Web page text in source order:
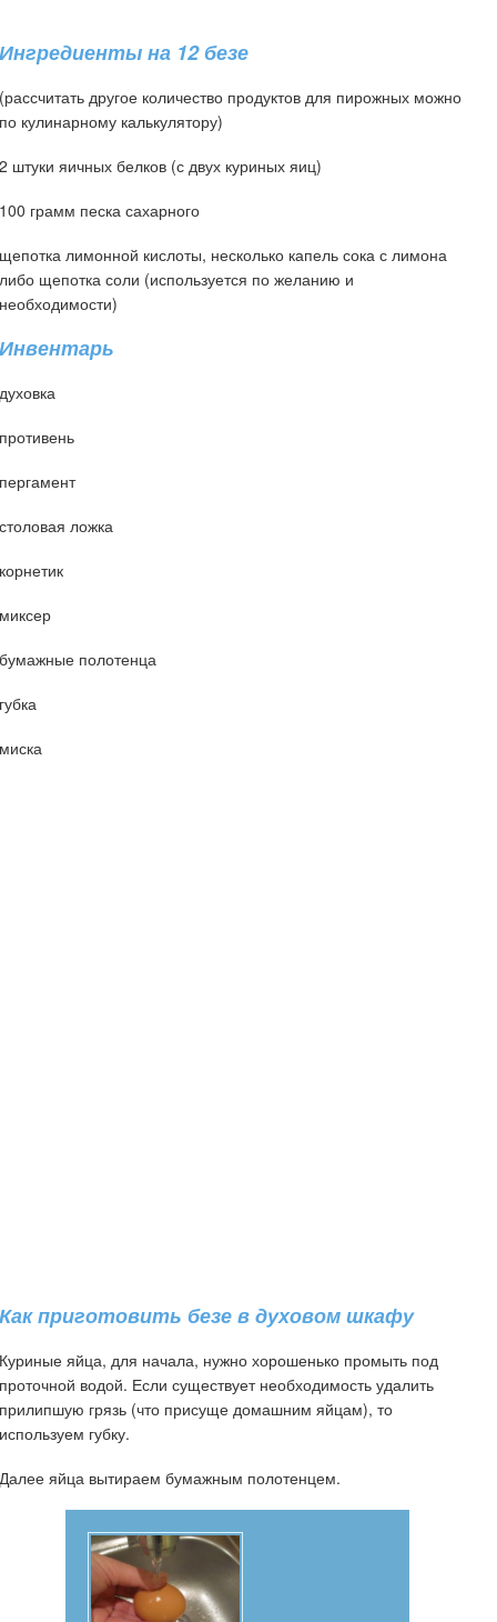
Ингредиенты на 12 безе
(рассчитать другое количество продуктов для пирожных можно
по кулинарному калькулятору)
2 штуки яичных белков (с двух куриных яиц)
100 грамм песка сахарного
щепотка лимонной кислоты, несколько капель сока с лимона
либо щепотка соли (используется по желанию и
необходимости)
Инвентарь
духовка
противень
пергамент
столовая ложка
корнетик
миксер
бумажные полотенца
губка
миска
Как приготовить безе в духовом шкафу
Куриные яйца, для начала, нужно хорошенько промыть под
проточной водой. Если существует необходимость удалить
прилипшую грязь (что присуще домашним яйцам), то
используем губку.
Далее яйца вытираем бумажным полотенцем.